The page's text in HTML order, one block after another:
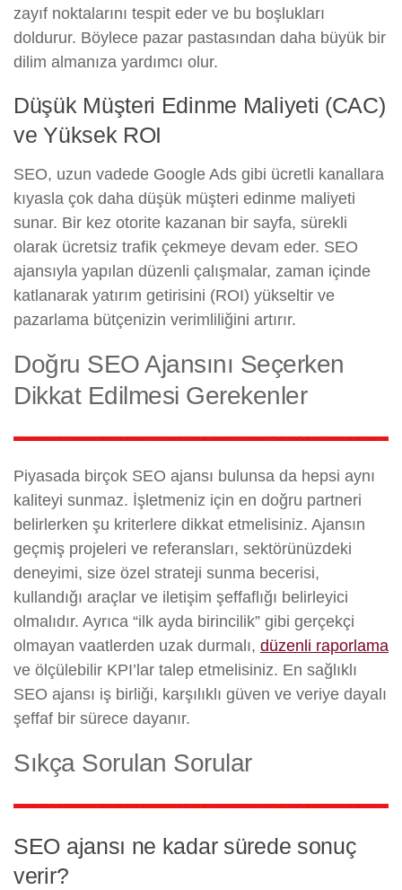
zayıf noktalarını tespit eder ve bu boşlukları
doldurur. Böylece pazar pastasından daha büyük bir
dilim almanıza yardımcı olur.
Düşük Müşteri Edinme Maliyeti (CAC)
ve Yüksek ROI
SEO, uzun vadede Google Ads gibi ücretli kanallara
kıyasla çok daha düşük müşteri edinme maliyeti
sunar. Bir kez otorite kazanan bir sayfa, sürekli
olarak ücretsiz trafik çekmeye devam eder. SEO
ajansıyla yapılan düzenli çalışmalar, zaman içinde
katlanarak yatırım getirisini (ROI) yükseltir ve
pazarlama bütçenizin verimliliğini artırır.
Doğru SEO Ajansını Seçerken
Dikkat Edilmesi Gerekenler
Piyasada birçok SEO ajansı bulunsa da hepsi aynı
kaliteyi sunmaz. İşletmeniz için en doğru partneri
belirlerken şu kriterlere dikkat etmelisiniz. Ajansın
geçmiş projeleri ve referansları, sektörünüzdeki
deneyimi, size özel strateji sunma becerisi,
kullandığı araçlar ve iletişim şeffaflığı belirleyici
olmalıdır. Ayrıca “ilk ayda birincilik” gibi gerçekçi
olmayan vaatlerden uzak durmalı, düzenli raporlama
ve ölçülebilir KPI’lar talep etmelisiniz. En sağlıklı
SEO ajansı iş birliği, karşılıklı güven ve veriye dayalı
şeffaf bir sürece dayanır.
Sıkça Sorulan Sorular
SEO ajansı ne kadar sürede sonuç
verir?